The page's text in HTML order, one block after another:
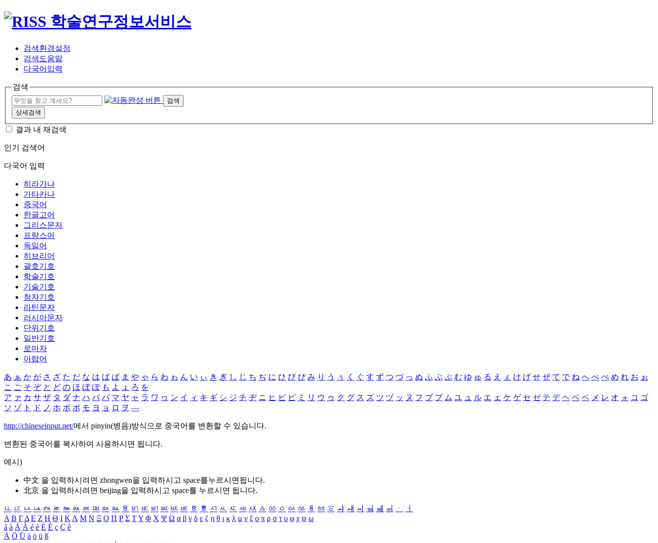
검색환경설정
검색도움말
다국어입력
검색
검색
상세검색
결과 내 재검색
인기 검색어
다국어 입력
히라가나
가타카나
중국어
한글고어
그리스문자
프랑스어
독일어
히브리어
괄호기호
학술기호
기술기호
첨자기호
라틴문자
러시아문자
단위기호
일반기호
로마자
아랍어
あ ぁ か が さ ざ た だ な は ば ぱ ま や ゃ ら わ ゎ ん い ぃ き ぎ し じ ち ぢ に ひ び ぴ み り う ぅ く ぐ す ず つ づ っ ぬ ふ ぶ ぷ む ゆ ゅ る え ぇ け げ せ ぜ て で ね へ べ ぺ め れ お ぉ
こ ご そ ぞ と ど の ほ ぼ ぽ も よ ょ ろ を
ア ァ カ サ ザ タ ダ ナ ハ バ パ マ ヤ ャ ラ ワ ヮ ン イ ィ キ ギ シ ジ チ ヂ ニ ヒ ビ ピ ミ リ ウ ゥ ク グ ス ズ ツ ヅ ッ ヌ フ ブ プ ム ユ ュ ル エ ェ ケ ゲ セ ゼ テ デ ヘ ベ ペ メ レ オ ォ コ ゴ
ソ ゾ ト ド ノ ホ ボ ポ モ ヨ ョ ロ ヲ ―
http://chineseinput.net/에서 pinyin(병음)방식으로 중국어를 변환할 수 있습니다.
변환된 중국어를 복사하여 사용하시면 됩니다.
예시)
中文 을 입력하시려면 zhongwen을 입력하시고 space를누르시면됩니다.
北京 을 입력하시려면 beijing을 입력하시고 space를 누르시면 됩니다.
ㅥ ㅦ ㅧ ㅨ ㅩ ㅪ ㅫ ㅬ ㅭ ㅮ ㅯ ㅰ ㅱ ㅲ ㅳ ㅴ ㅵ ㅶ ㅷ ㅸ ㅹ ㅺ ㅻ ㅼ ㅽ ㅾ ㅿ ㆀ ㆁ ㆂ ㆃ ㆄ ㆅ ㆆ ㆇ ㆈ ㆉ ㆊ ㆋ ㆌ ㆍ
ㆎ
Α Β ΓΔ Ε Ζ Η Θ Ι ΚΛ Μ Ν Ξ Ο Π Ρ Σ ΤΥ Φ Χ Ψ Ω α β γ δ ε ζ η θ ι κ λ μ ν ξ ο π ρ σ τ υ φ χ ψ ω
á à Á À é è É È ç Ç ê
Ä Ö Ü ä ö ü ß